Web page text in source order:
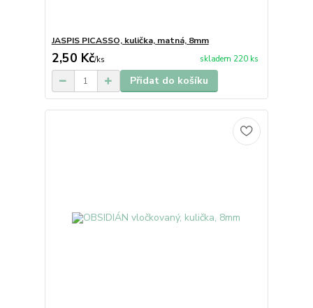
JASPIS PICASSO, kulička, matná, 8mm
2,50 Kč/ks skladem 220 ks
Přidat do košíku